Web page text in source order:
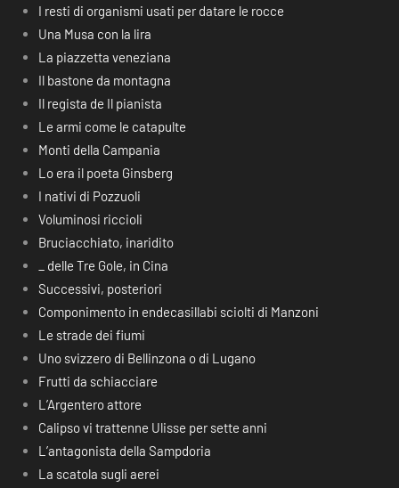
I resti di organismi usati per datare le rocce
Una Musa con la lira
La piazzetta veneziana
Il bastone da montagna
Il regista de Il pianista
Le armi come le catapulte
Monti della Campania
Lo era il poeta Ginsberg
I nativi di Pozzuoli
Voluminosi riccioli
Bruciacchiato, inaridito
_ delle Tre Gole, in Cina
Successivi, posteriori
Componimento in endecasillabi sciolti di Manzoni
Le strade dei fiumi
Uno svizzero di Bellinzona o di Lugano
Frutti da schiacciare
L’Argentero attore
Calipso vi trattenne Ulisse per sette anni
L’antagonista della Sampdoria
La scatola sugli aerei